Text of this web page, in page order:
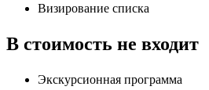
Визирование списка
В стоимость не входит
Экскурсионная программа